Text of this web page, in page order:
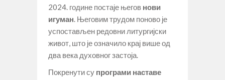
2024. године постаје његов нови
игуман . Његовим трудом поново је
успостављен редовни литургијски
живот, што је означило крај више од
два века духовног застоја.
Покренути су програми наставе